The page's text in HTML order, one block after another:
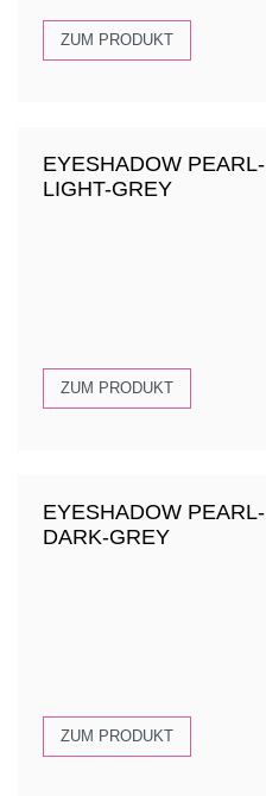
ZUM PRODUKT
EYESHADOW PEARL-
LIGHT-GREY
ZUM PRODUKT
EYESHADOW PEARL-
DARK-GREY
ZUM PRODUKT